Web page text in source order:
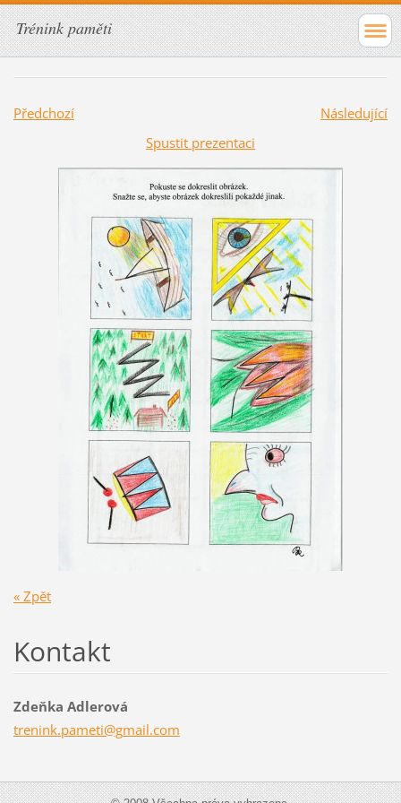
Trénink paměti
Předchozí
Následující
Spustit prezentaci
« Zpět
Kontakt
Zdeňka Adlerová
trenink.pameti@gmail.com